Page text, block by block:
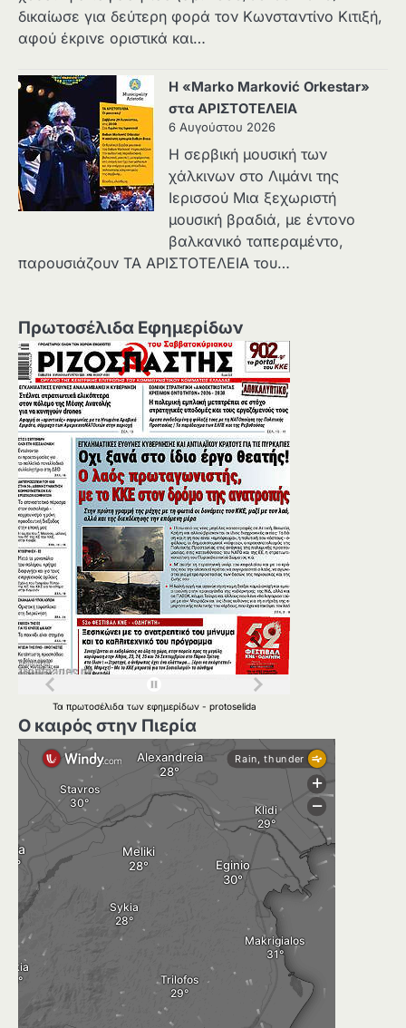
δικαίωσε για δεύτερη φορά τον Κωνσταντίνο Κιτιξή,
αφού έκρινε οριστικά και…
Η «Marko Marković Orkestar»
στα ΑΡΙΣΤΟΤΕΛΕΙΑ
6 Αυγούστου 2026
Η σερβική μουσική των
χάλκινων στο Λιμάνι της
Ιερισσού Μια ξεχωριστή
μουσική βραδιά, με έντονο
βαλκανικό ταπεραμέντο,
παρουσιάζουν ΤΑ ΑΡΙΣΤΟΤΕΛΕΙΑ του…
Πρωτοσέλιδα Εφημερίδων
Τα πρωτοσέλιδα των εφημερίδων - protoselida
Ο καιρός στην Πιερία